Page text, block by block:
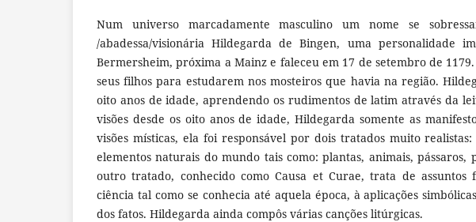
Num universo marcadamente masculino um nome se
/abadessa/visionária Hildegarda de Bingen, uma personalidade
Bermersheim, próxima a Mainz e faleceu em 17 de setembro de
seus filhos para estudarem nos mosteiros que havia na região.
oito anos de idade, aprendendo os rudimentos de latim através da
visões desde os oito anos de idade, Hildegarda somente as
visões místicas, ela foi responsável por dois tratados muito
elementos naturais do mundo tais como: plantas, animais,
outro tratado, conhecido como Causa et Curae, trata de
ciência tal como se conhecia até aquela época, à aplicações
dos fatos. Hildegarda ainda compôs várias canções litúrgicas.